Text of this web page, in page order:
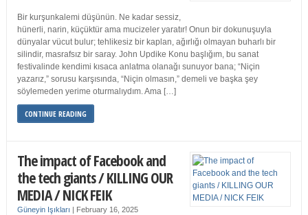
Bir kurşunkalemi düşünün. Ne kadar sessiz,
hünerli, narin, küçüktür ama mucizeler yaratır! Onun bir dokunuşuyla
dünyalar vücut bulur; tehlikesiz bir kaplan, ağırlığı olmayan buharlı bir
silindir, masrafsız bir saray. John Updike Konu başlığım, bu sanat
festivalinde kendimi kısaca anlatma olanağı sunuyor bana; “Niçin
yazarız,” sorusu karşısında, “Niçin olmasın,” demeli ve başka şey
söylemeden yerime oturmalıydım. Ama […]
CONTINUE READING
The impact of Facebook and
the tech giants / KILLING OUR
MEDIA / NICK FEIK
Güneyin Işıkları | February 16, 2025